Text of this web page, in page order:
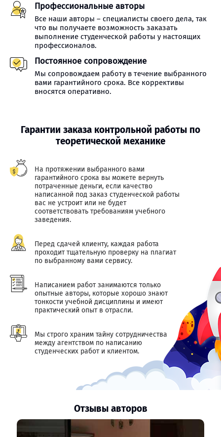
Профессиональные авторы
Все наши авторы – специалисты своего дела, так
что вы получаете возможность заказать
выполнение студенческой работы у настоящих
профессионалов.
Постоянное сопровождение
Мы сопровождаем работу в течение выбранного
вами гарантийного срока. Все коррективы
вносятся оперативно.
Гарантии заказа контрольной работы по
теоретической механике
На протяжении выбранного вами
гарантийного срока вы можете вернуть
потраченные деньги, если качество
написанной под заказ студенческой работы
вас не устроит или не будет
соответствовать требованиям учебного
заведения.
Перед сдачей клиенту, каждая работа
проходит тщательную проверку на плагиат
по выбранному вами сервису.
Написанием работ занимаются только
опытные авторы, которые хорошо знают
тонкости учебной дисциплины и имеют
практический опыт в отрасли.
Мы строго храним тайну сотрудничества
между агентством по написанию
студенческих работ и клиентом.
Отзывы авторов